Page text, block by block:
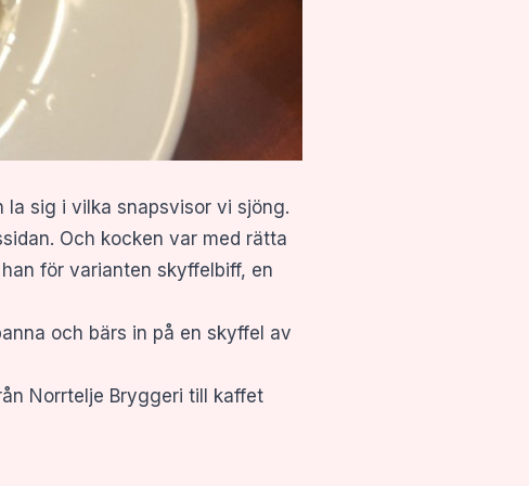
la sig i vilka snapsvisor vi sjöng.
Och kocken var med rätta
för varianten skyffelbiff, en
och bärs in på en skyffel av
Norrtelje Bryggeri till kaffet